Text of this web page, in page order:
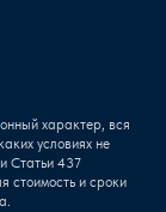
характер, вся
условиях не
Статьи 437
стоимость и сроки